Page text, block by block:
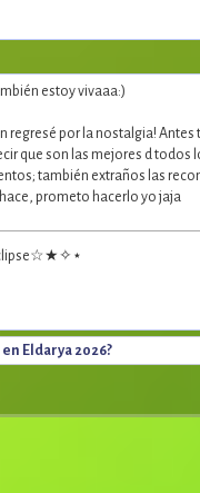
estoy vivaaa:)
regresé por la nostalgia! Antes
que son las mejores d todos
también extraños las
prometo hacerlo yo jaja
Eldarya 2026?